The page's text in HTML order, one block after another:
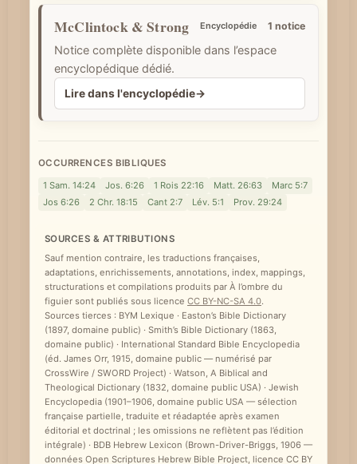
McClintock & Strong Encyclopédie 1 notice
Notice complète disponible dans l’espace
encyclopédique dédié.
Lire dans l'encyclopédie→
OCCURRENCES BIBLIQUES
1 Sam. 14:24
Jos. 6:26 1 Rois 22:16 Matt. 26:63
Marc 5:7
Jos 6:26
2 Chr. 18:15 Cant 2:7 Lév. 5:1 Prov. 29:24
SOURCES & ATTRIBUTIONS
Sauf mention contraire, les traductions françaises,
adaptations, enrichissements, annotations, index, mappings,
structurations et compilations produits par À l’ombre du
figuier sont publiés sous licence CC BY-NC-SA 4.0.
Sources tierces : BYM Lexique · Easton’s Bible Dictionary
(1897, domaine public) · Smith’s Bible Dictionary (1863,
domaine public) · International Standard Bible Encyclopedia
(éd. James Orr, 1915, domaine public — numérisé par
CrossWire / SWORD Project) · Watson, A Biblical and
Theological Dictionary (1832, domaine public USA) · Jewish
Encyclopedia (1901–1906, domaine public USA — sélection
française partielle, traduite et réadaptée après examen
éditorial et doctrinal ; les omissions ne reflètent pas l’édition
intégrale) · BDB Hebrew Lexicon (Brown-Driver-Briggs, 1906 —
données Open Scriptures Hebrew Bible Project, licence CC BY